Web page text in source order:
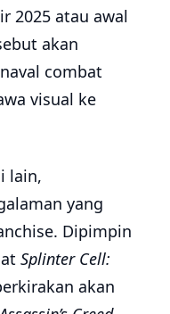
2025 atau awal
akan
combat
visual ke
lain,
yang
Dipimpin
Splinter Cell:
akan